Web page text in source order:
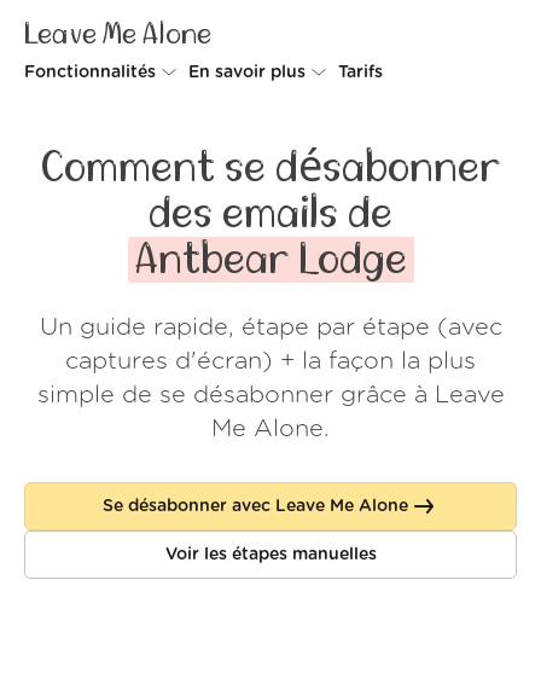
Leave Me Alone
Fonctionnalités
Screener
Spam Blocker
Ne pas déranger
En savoir plus
Sécurité
Preuves d'amour
À propos de nous
Se connecter
Tarifs
Comment se désabonner
des emails de
Antbear Lodge
Un guide rapide, étape par étape (avec
captures d'écran) + la façon la plus
simple de se désabonner grâce à Leave
Me Alone.
Se désabonner avec Leave Me Alone
Voir les étapes manuelles